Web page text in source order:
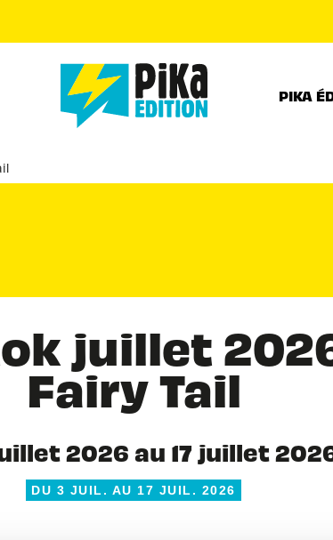
PIKA
juillet
Fairy Tail
2026 au 17 juillet
DU 3 JUIL. AU 17 JUIL. 2026